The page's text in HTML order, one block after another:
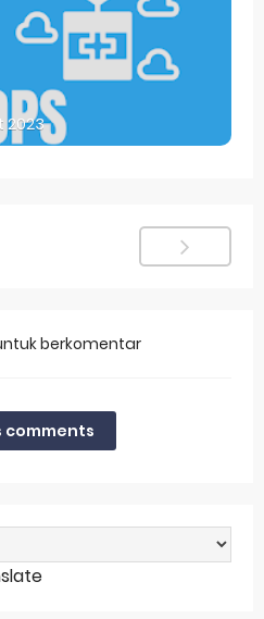
2023
berkomentar
comments